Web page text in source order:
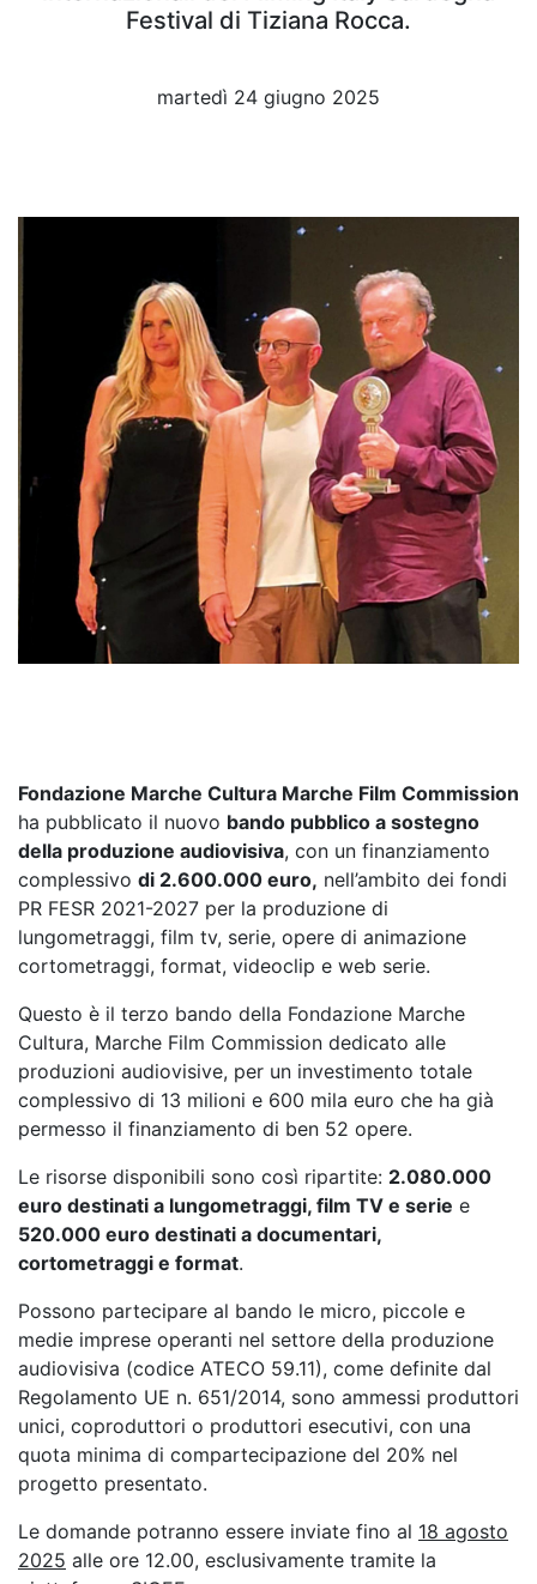
Festival di Tiziana Rocca.
martedì 24 giugno 2025
Fondazione Marche Cultura Marche Film Commission
ha pubblicato il nuovo bando pubblico a sostegno
della produzione audiovisiva, con un finanziamento
complessivo di 2.600.000 euro, nell’ambito dei fondi
PR FESR 2021-2027 per la produzione di
lungometraggi, film tv, serie, opere di animazione
cortometraggi, format, videoclip e web serie.
Questo è il terzo bando della Fondazione Marche
Cultura, Marche Film Commission dedicato alle
produzioni audiovisive, per un investimento totale
complessivo di 13 milioni e 600 mila euro che ha già
permesso il finanziamento di ben 52 opere.
Le risorse disponibili sono così ripartite: 2.080.000
euro destinati a lungometraggi, film TV e serie e
520.000 euro destinati a documentari,
cortometraggi e format.
Possono partecipare al bando le micro, piccole e
medie imprese operanti nel settore della produzione
audiovisiva (codice ATECO 59.11), come definite dal
Regolamento UE n. 651/2014, sono ammessi produttori
unici, coproduttori o produttori esecutivi, con una
quota minima di compartecipazione del 20% nel
progetto presentato.
Le domande potranno essere inviate fino al 18 agosto
2025 alle ore 12.00, esclusivamente tramite la